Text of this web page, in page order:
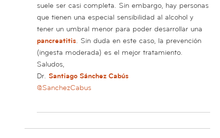
suele ser casi completa. Sin embargo, hay personas
que tienen una especial sensibilidad al alcohol y
tener un umbral menor para poder desarrollar una
pancreatitis. Sin duda en este caso, la prevención
(ingesta moderada) es el mejor tratamiento.
Saludos,
Dr. Santiago Sánchez Cabús
@SanchezCabus